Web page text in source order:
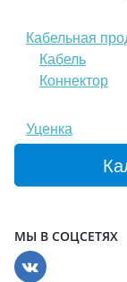
Кабельная
Кабель
Коннектор
Уценка
МЫ В СОЦСЕТЯХ